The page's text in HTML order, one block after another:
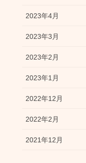
2023年4月
2023年3月
2023年2月
2023年1月
2022年12月
2022年2月
2021年12月